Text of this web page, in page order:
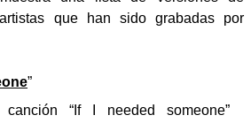
que han sido grabadas por
”
“If I needed someone”